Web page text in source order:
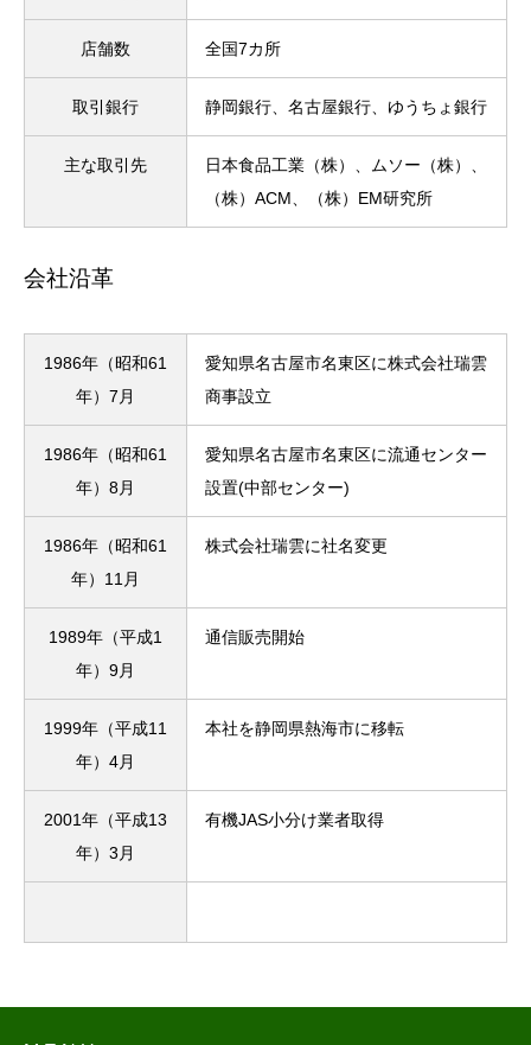
店舗数 全国7カ所
取引銀行 静岡銀行、名古屋銀行、ゆうちょ銀行
主な取引先
日本食品工業（株）、ムソー（株）、
（株）ACM、（株）EM研究所
会社沿革
1986年（昭和61
年）7月
愛知県名古屋市名東区に株式会社瑞雲
商事設立
1986年（昭和61
年）8月
愛知県名古屋市名東区に流通センター
設置(中部センター)
1986年（昭和61
年）11月
株式会社瑞雲に社名変更
1989年（平成1
年）9月
通信販売開始
1999年（平成11
年）4月
本社を静岡県熱海市に移転
2001年（平成13
年）3月
有機JAS小分け業者取得